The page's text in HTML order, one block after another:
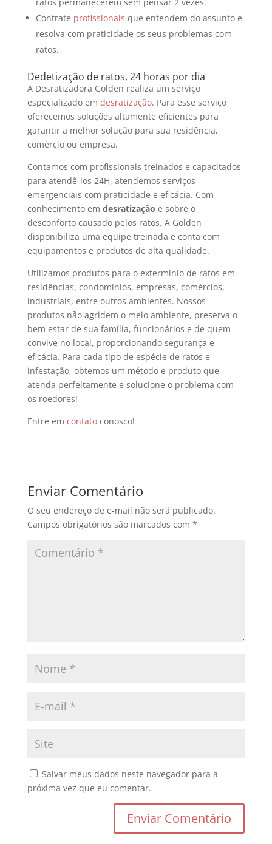
Contrate profissionais que entendem do assunto e
resolva com praticidade os seus problemas com
ratos.
Dedetização de ratos, 24 horas por dia
A Desratizadora Golden realiza um serviço
especializado em desratização. Para esse serviço
oferecemos soluções altamente eficientes para
garantir a melhor solução para sua residência,
comércio ou empresa.
Contamos com profissionais treinados e capacitados
para atendê-los 24H, atendemos serviços
emergenciais com praticidade e eficácia. Com
conhecimento em desratização e sobre o
desconforto causado pelos ratos. A Golden
disponibiliza uma equipe treinada e conta com
equipamentos e produtos de alta qualidade.
Utilizamos produtos para o extermínio de ratos em
residências, condomínios, empresas, comércios,
industriais, entre outros ambientes. Nossos
produtos não agridem o meio ambiente, preserva o
bem estar de sua família, funcionários e de quem
convive no local, proporcionando segurança e
eficácia. Para cada tipo de espécie de ratos e
infestação, obtemos um método e produto que
atenda perfeitamente e solucione o problema com
os roedores!
Entre em contato conosco!
Enviar Comentário
O seu endereço de e-mail não será publicado.
Campos obrigatórios são marcados com *
Salvar meus dados neste navegador para a
próxima vez que eu comentar.